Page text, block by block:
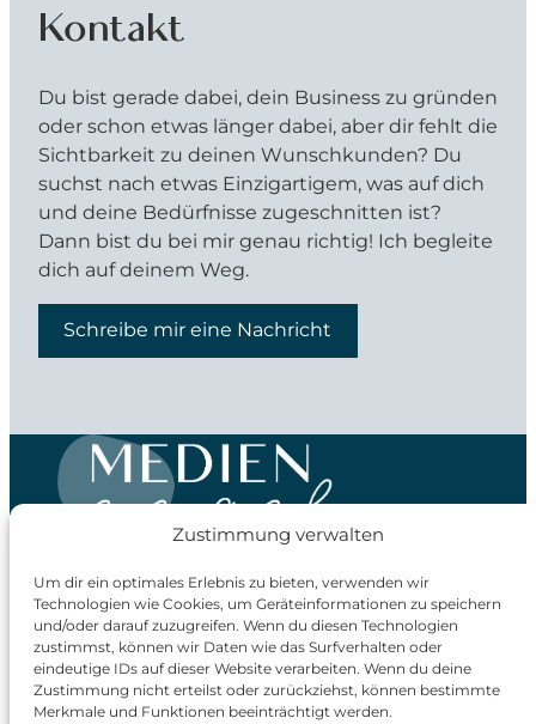
Zustimmung verwalten
Um dir ein optimales Erlebnis zu bieten, verwenden wir
Technologien wie Cookies, um Geräteinformationen zu speichern
und/oder darauf zuzugreifen. Wenn du diesen Technologien
zustimmst, können wir Daten wie das Surfverhalten oder
eindeutige IDs auf dieser Website verarbeiten. Wenn du deine
Zustimmung nicht erteilst oder zurückziehst, können bestimmte
Merkmale und Funktionen beeinträchtigt werden.
Kontakt
Du bist gerade dabei, dein Business zu gründen
oder schon etwas länger dabei, aber dir fehlt die
Sichtbarkeit zu deinen Wunschkunden? Du
suchst nach etwas Einzigartigem, was auf dich
und deine Bedürfnisse zugeschnitten ist?
Dann bist du bei mir genau richtig! Ich begleite
dich auf deinem Weg.
Schreibe mir eine Nachricht
Deine Grafikdesignerin für authentisches Branding
in Bad Orb & dem Main-Kinzig-Kreis.
Franziska Palige
Mail:hallo@medien-engel.de
Tel:0160 95050773